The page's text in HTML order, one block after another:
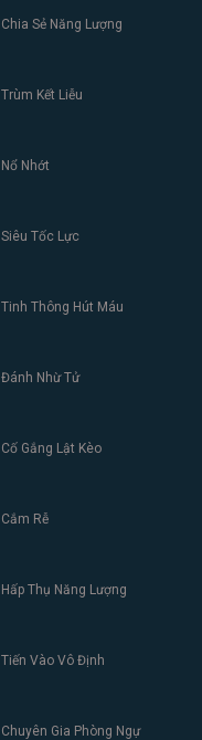
Chia Sẻ Năng Lượng
Trùm Kết Liễu
Nổ Nhớt
Siêu Tốc Lực
Tinh Thông Hút Máu
Đánh Nhừ Tử
Cố Gắng Lật Kèo
Cắm Rễ
Hấp Thụ Năng Lượng
Tiến Vào Vô Định
Chuyên Gia Phòng Ngự